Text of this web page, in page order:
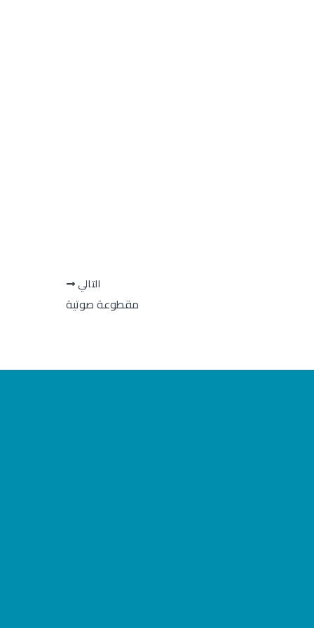
التالي
مقطوعة صوتية